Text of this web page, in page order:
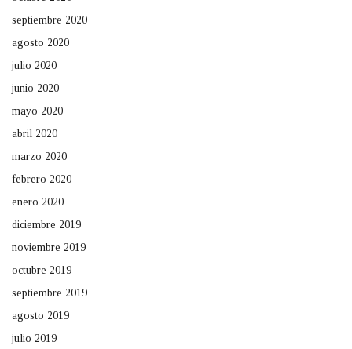
septiembre 2020
agosto 2020
julio 2020
junio 2020
mayo 2020
abril 2020
marzo 2020
febrero 2020
enero 2020
diciembre 2019
noviembre 2019
octubre 2019
septiembre 2019
agosto 2019
julio 2019